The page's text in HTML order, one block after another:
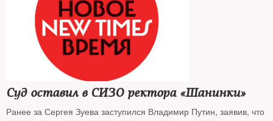
Суд оставил в СИЗО ректора «Шанинки»
Ранее за Сергея Зуева заступился Владимир Путин, заявив, что